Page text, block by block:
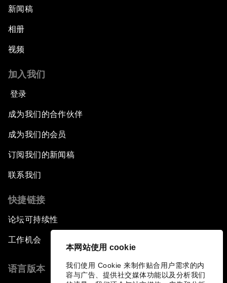
本网站使用 cookie
我们使用 Cookie 来制作贴合用户需求的内
容与广告、提供社交媒体功能以及分析我们
新闻稿
相册
视频
加入我们
登录
成为我们的合作伙伴
成为我们的会员
订阅我们的新闻稿
联系我们
快捷链接
论坛可持续性
工作机会
语言版本